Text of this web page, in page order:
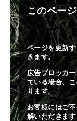
このペー
ページを更新
きます。
広告ブロッカ
ている場合、
ります。
お客様にはご
解いただきま